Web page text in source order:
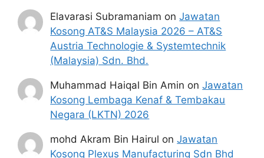
Elavarasi Subramaniam onJawatan
Kosong AT&S Malaysia 2026 – AT&S
Austria Technologie & Systemtechnik
(Malaysia) Sdn. Bhd.
Muhammad Haiqal Bin Amin onJawatan
Kosong Lembaga Kenaf & Tembakau
Negara (LKTN) 2026
mohd Akram Bin Hairul onJawatan
Kosong Plexus Manufacturing Sdn Bhd